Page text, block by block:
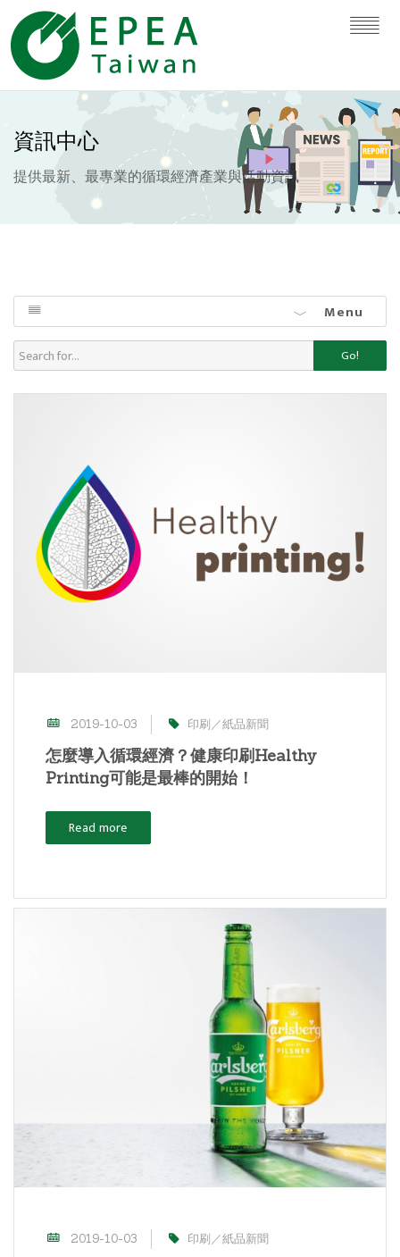
資訊中心
提供最新、最專業的循環經濟產業與活動資訊
Menu
Go!
2019-10-03 印刷／紙品新聞
怎麼導入循環經濟？健康印刷Healthy
Printing可能是最棒的開始！
Read more
2019-10-03 印刷／紙品新聞